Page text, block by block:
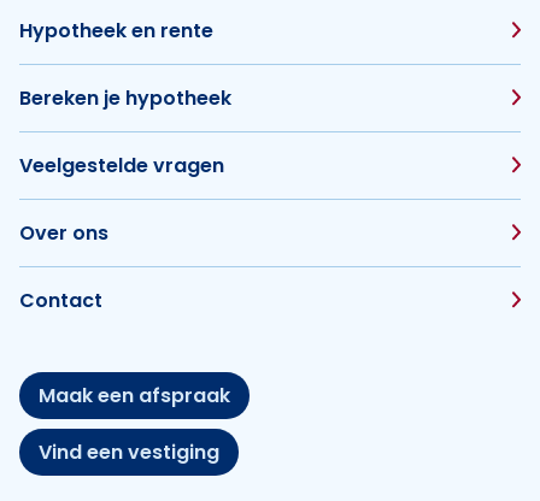
Hypotheek en rente
Bereken je hypotheek
Veelgestelde vragen
Over ons
Contact
Maak een afspraak
Vind een vestiging